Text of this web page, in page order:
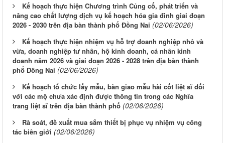
Kế hoạch thực hiện Chương trình Củng cố, phát triển và
nâng cao chất lượng dịch vụ kế hoạch hóa gia đình giai đoạn
2026 - 2030 trên địa bàn thành phố Đồng Nai (02/06/2026)
Kế hoạch thực hiện nhiệm vụ hỗ trợ doanh nghiệp nhỏ và
vừa, doanh nghiệp tư nhân, hộ kinh doanh, cá nhân kinh
doanh năm 2026 và giai đoạn 2026 - 2028 trên địa bàn thành
phố Đồng Nai (02/06/2026)
Kế hoạch tổ chức lấy mẫu, bàn giao mẫu hài cốt liệt sĩ đối
với các mộ chưa xác định được thông tin trong các Nghĩa
trang liệt sĩ trên địa bàn thành phố (02/06/2026)
Rà soát, đề xuất mua sắm thiết bị phục vụ nhiệm vụ công
tác biên giới (02/06/2026)